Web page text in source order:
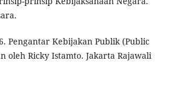
Pengantar Kebijakan Publik (Public
oleh Ricky Istamto. Jakarta Rajawali